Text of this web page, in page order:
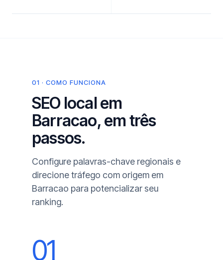
01 · COMO FUNCIONA
SEO local em
Barracao, em três
passos.
Configure palavras-chave regionais e
direcione tráfego com origem em
Barracao para potencializar seu
ranking.
01